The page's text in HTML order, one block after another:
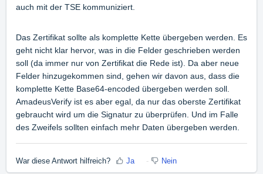
auch mit der TSE kommuniziert.
Das Zertifikat sollte als komplette Kette übergeben werden. Es
geht nicht klar hervor, was in die Felder geschrieben werden
soll (da immer nur von Zertifikat die Rede ist). Da aber neue
Felder hinzugekommen sind, gehen wir davon aus, dass die
komplette Kette Base64-encoded übergeben werden soll.
AmadeusVerify ist es aber egal, da nur das oberste Zertifikat
gebraucht wird um die Signatur zu überprüfen. Und im Falle
des Zweifels sollten einfach mehr Daten übergeben werden.
War diese Antwort hilfreich? Ja Nein